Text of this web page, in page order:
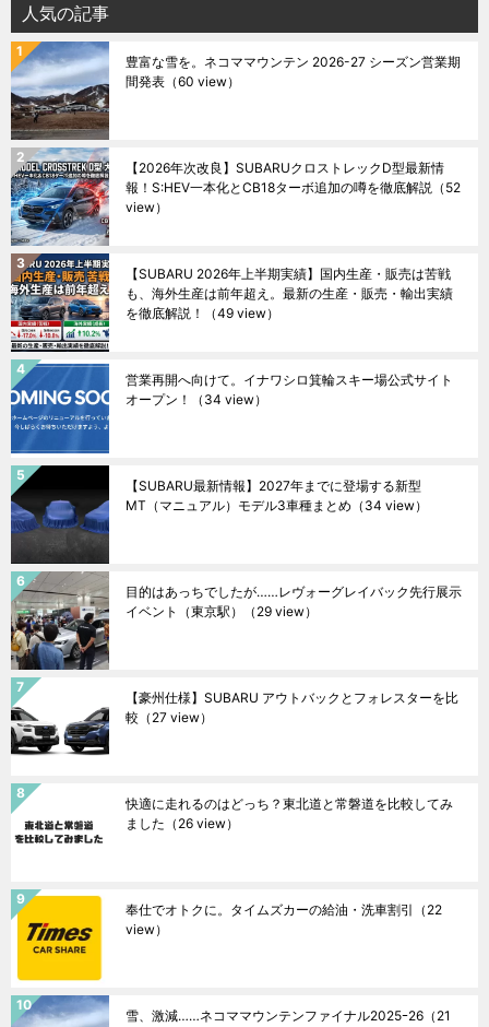
人気の記事
豊富な雪を。ネコママウンテン 2026-27 シーズン営業期
間発表 （60 view）
【2026年次改良】SUBARUクロストレックD型最新情
報！S:HEV一本化とCB18ターボ追加の噂を徹底解説 （52
view）
【SUBARU 2026年上半期実績】国内生産・販売は苦戦
も、海外生産は前年超え。最新の生産・販売・輸出実績
を徹底解説！
（49 view）
営業再開へ向けて。イナワシロ箕輪スキー場公式サイト
オープン！
（34 view）
【SUBARU最新情報】2027年までに登場する新型
MT（マニュアル）モデル3車種まとめ （34 view）
目的はあっちでしたが……レヴォーグレイバック先行展示
イベント（東京駅）
（29 view）
【豪州仕様】SUBARU アウトバックとフォレスターを比
較 （27 view）
快適に走れるのはどっち？東北道と常磐道を比較してみ
ました （26 view）
奉仕でオトクに。タイムズカーの給油・洗車割引 （22
view）
雪、激減……ネコママウンテンファイナル2025ｰ26 （21